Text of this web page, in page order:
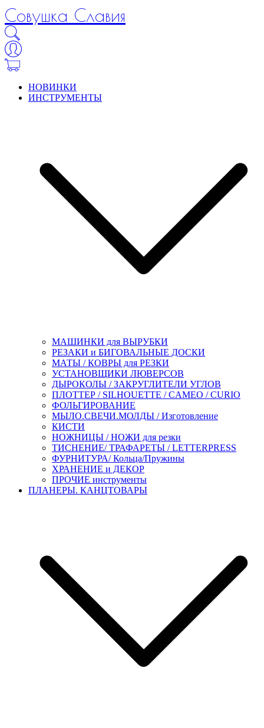
Совушка Славия
НОВИНКИ
ИНСТРУМЕНТЫ
МАШИНКИ для ВЫРУБКИ
РЕЗАКИ и БИГОВАЛЬНЫЕ ДОСКИ
МАТЫ / КОВРЫ для РЕЗКИ
УСТАНОВЩИКИ ЛЮВЕРСОВ
ДЫРОКОЛЫ / ЗАКРУГЛИТЕЛИ УГЛОВ
ПЛОТТЕР / SILHOUETTE / CAMEO / CURIO
ФОЛЬГИРОВАНИЕ
МЫЛО.СВЕЧИ.МОЛДЫ / Изготовление
КИСТИ
НОЖНИЦЫ / НОЖИ для резки
ТИСНЕНИЕ/ ТРАФАРЕТЫ / LETTERPRESS
ФУРНИТУРА/ Кольца/Пружины
ХРАНЕНИЕ и ДЕКОР
ПРОЧИЕ инструменты
ПЛАНЕРЫ. КАНЦТОВАРЫ